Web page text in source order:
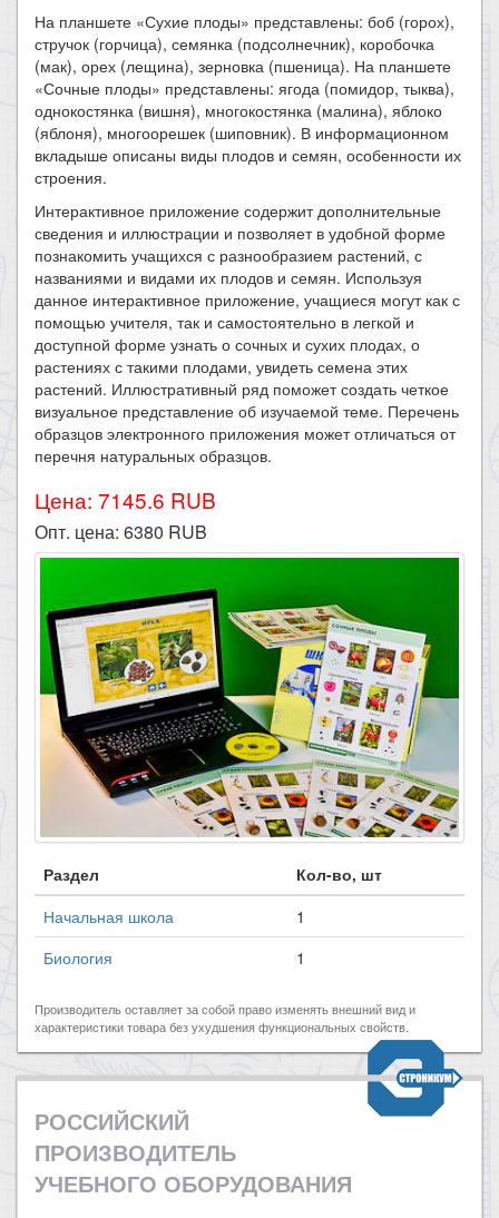
На планшете «Сухие плоды» представлены: боб (горох),
стручок (горчица), семянка (подсолнечник), коробочка
(мак), орех (лещина), зерновка (пшеница). На планшете
«Сочные плоды» представлены: ягода (помидор, тыква),
однокостянка (вишня), многокостянка (малина), яблоко
(яблоня), многоорешек (шиповник). В информационном
вкладыше описаны виды плодов и семян, особенности их
строения.
Интерактивное приложение содержит дополнительные
сведения и иллюстрации и позволяет в удобной форме
познакомить учащихся с разнообразием растений, с
названиями и видами их плодов и семян. Используя
данное интерактивное приложение, учащиеся могут как с
помощью учителя, так и самостоятельно в легкой и
доступной форме узнать о сочных и сухих плодах, о
растениях с такими плодами, увидеть семена этих
растений. Иллюстративный ряд поможет создать четкое
визуальное представление об изучаемой теме. Перечень
образцов электронного приложения может отличаться от
перечня натуральных образцов.
Цена: 7145.6 RUB
Опт. цена: 6380 RUB
Раздел
Кол-во, шт
Начальная школа
1
Биология
1
Производитель оставляет за собой право изменять внешний вид и
характеристики товара без ухудшения функциональных свойств.
РОССИЙСКИЙ
ПРОИЗВОДИТЕЛЬ
УЧЕБНОГО ОБОРУДОВАНИЯ